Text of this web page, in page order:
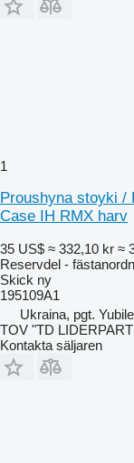
1
Proushyna stoyki /
Case IH RMX harv
35 US$ ≈ 332,10 kr ≈
Reservdel -
Skick ny
195109A1
Ukraina, pgt.
TOV "TD
Kontakta säljaren